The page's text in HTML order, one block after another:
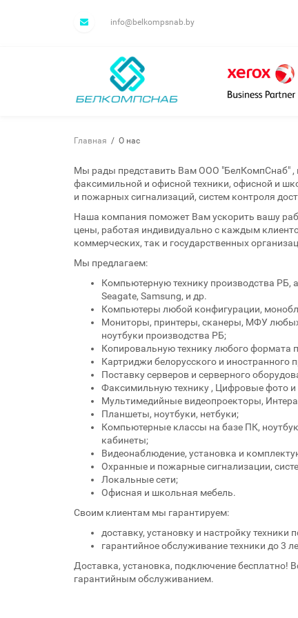
info@belkompsnab.by
Главная / О нас
Мы рады представить Вам ООО "БелКомпСнаб" ,
факсимильной и офисной техники, офисной и
и пожарных сигнализаций, систем контроля
Наша компания поможет Вам ускорить вашу
цены, работая индивидуально с каждым
коммерческих, так и государственных
Мы предлагаем:
Компьютерную технику производства РБ,
Seagate, Samsung, и др.
Компьютеры любой конфигурации,
Мониторы, принтеры, сканеры, МФУ
ноутбуки производства РБ;
Копировальную технику любого формата
Картриджи белорусского и иностранного
Поставку серверов и серверного
Факсимильную технику , Цифровые фото
Мультимедийные видеопроекторы,
Планшеты, ноутбуки, нетбуки;
Компьютерные классы на базе ПК,
кабинеты;
Видеонаблюдение, установка и
Охранные и пожарные сигнализации,
Локальные сети;
Офисная и школьная мебель.
Своим клиентам мы гарантируем:
доставку, установку и настройку техники
гарантийное обслуживание техники до 3
Доставка, установка, подключение бесплатно!
гарантийным обслуживанием.